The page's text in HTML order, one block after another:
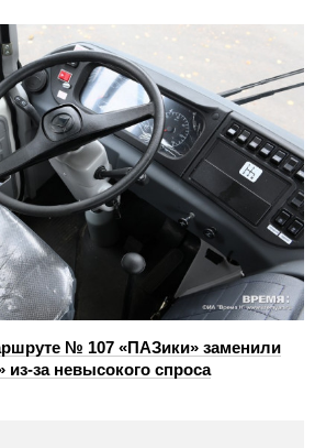
№ 107 «ПАЗики» заменили
из‑за невысокого спроса